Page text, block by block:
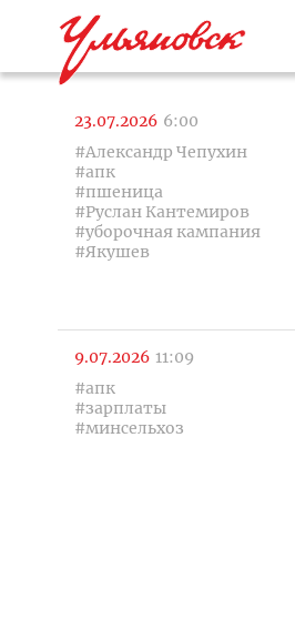
23.07.2026 6:00
#Александр Чепухин
#апк
#пшеница
#Руслан Кантемиров
#уборочная кампания
#Якушев
9.07.2026 11:09
#апк
#зарплаты
#минсельхоз